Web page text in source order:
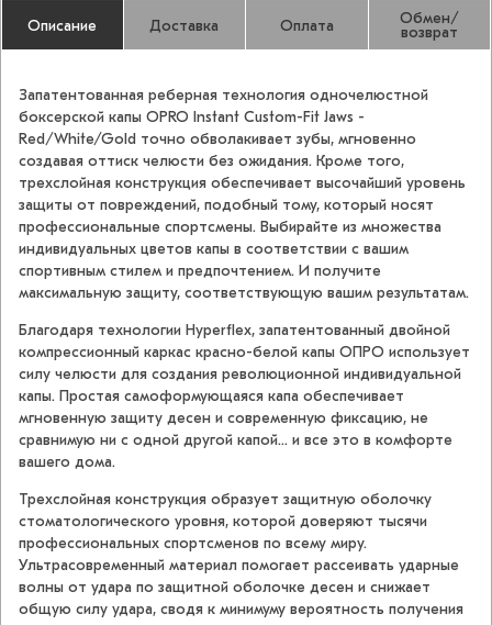
Описание Доставка Оплата Обмен/
возврат
Запатентованная реберная технология одночелюстной
боксерской капы OPRO Instant Custom-Fit Jaws -
Red/White/Gold точно обволакивает зубы, мгновенно
создавая оттиск челюсти без ожидания. Кроме того,
трехслойная конструкция обеспечивает высочайший уровень
защиты от повреждений, подобный тому, который носят
профессиональные спортсмены. Выбирайте из множества
индивидуальных цветов капы в соответствии с вашим
спортивным стилем и предпочтением. И получите
максимальную защиту, соответствующую вашим результатам.
Благодаря технологии Hyperflex, запатентованный двойной
компрессионный каркас красно-белой капы ОПРО использует
силу челюсти для создания революционной индивидуальной
капы. Простая самоформующаяся капа обеспечивает
мгновенную защиту десен и современную фиксацию, не
сравнимую ни с одной другой капой... и все это в комфорте
вашего дома.
Трехслойная конструкция образует защитную оболочку
стоматологического уровня, которой доверяют тысячи
профессиональных спортсменов по всему миру.
Ультрасовременный материал помогает рассеивать ударные
волны от удара по защитной оболочке десен и снижает
общую силу удара, сводя к минимуму вероятность получения